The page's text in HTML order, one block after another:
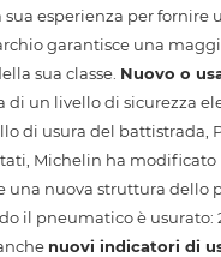
sua esperienza per fornire
garantisce una
sua classe. Nuovo o
di un livello di sicurezza
di usura del battistrada,
Michelin ha modificato
nuova struttura
pneumatico è usurato:
nuovi indicatori di